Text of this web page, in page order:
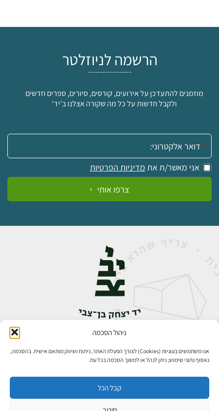
ניהול הסכמה
אנו משתמשים בעוגיות (Cookies) לצורך הפעלת האתר, ניתוח ושיווק מותאם אישית. בהסכמה,
נאסוף נתוני שימוש; ניתן לנהל או למשוך הסכמה בכל עת.
קבל הכל
הרשמה לניוזלטר
מוזמנים להתעדכן על אירועים, קורסים, סיורים, ספרים חדשים
ולקבל חדשות על כל מה שקורה אצלנו ב'יד'
אימייל:
אני מאשר/ת את מדיניות הפרטיות
צרפו אותי
אבן גבירול 14, רחביה, ירושלים